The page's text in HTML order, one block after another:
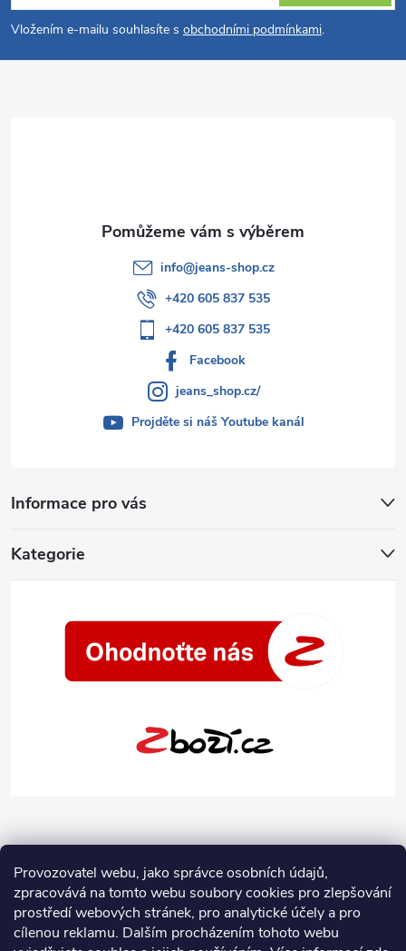
Provozovatel webu, jako správce osobních údajů,
zpracovává na tomto webu soubory cookies pro zlepšování
prostředí webových stránek, pro analytické účely a pro
cílenou reklamu. Dalším procházením tohoto webu
p
a
Vložením e-mailu souhlasíte s obchodními podmínkami.
Informace pro vás
Kategorie
info@jeans-shop.cz
+420 605 837 535
+420 605 837 535
Facebook
jeans_shop.cz/
Projděte si náš Youtube kanál